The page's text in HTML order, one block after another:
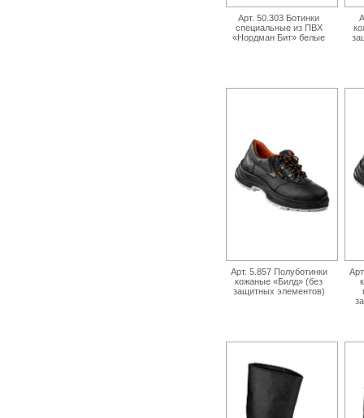
Арт. 50.303 Ботинки
специальные из ПВХ
«Нордман Бит» белые
Арт. 5.857 Полуботинки
кожаные «Билд» (без
защитных элементов)